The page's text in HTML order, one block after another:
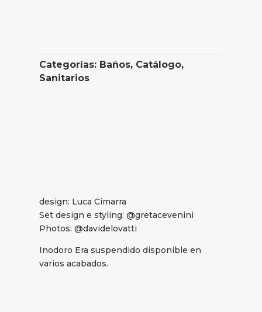
Categorías: Baños, Catálogo,
Sanitarios
design: Luca Cimarra
Set design e styling: @gretacevenini
Photos: @davidelovatti
Inodoro Era suspendido disponible en
varios acabados.